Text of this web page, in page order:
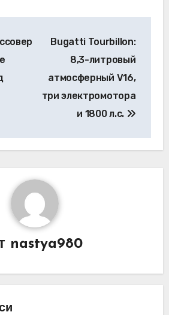
Bugatti Tourbillon:
8,3-литровый
атмосферный V16,
три электромотора
и 1800 л.с.
nastya980